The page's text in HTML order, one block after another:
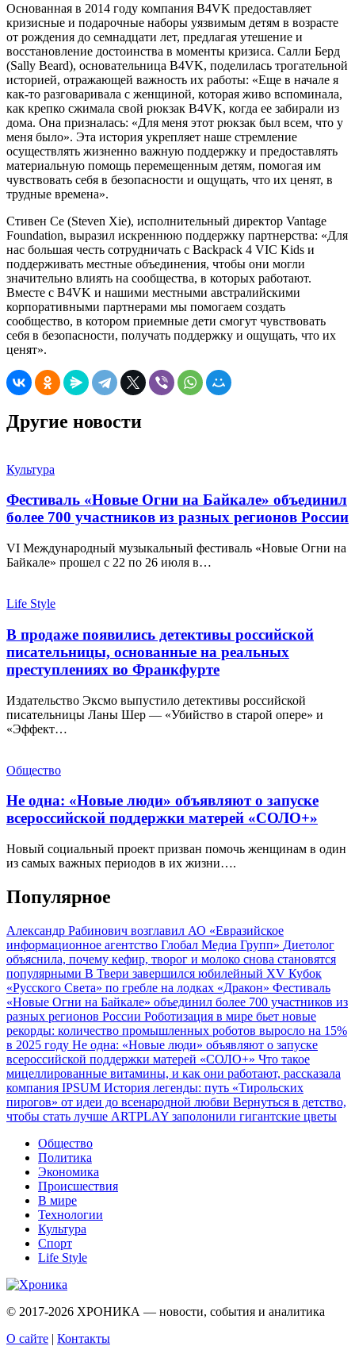
Основанная в 2014 году компания B4VK предоставляет
кризисные и подарочные наборы уязвимым детям в возрасте
от рождения до семнадцати лет, предлагая утешение и
восстановление достоинства в моменты кризиса. Салли Берд
(Sally Beard), основательница B4VK, поделилась трогательной
историей, отражающей важность их работы: «Еще в начале я
как-то разговаривала с женщиной, которая живо вспоминала,
как крепко сжимала свой рюкзак B4VK, когда ее забирали из
дома. Она призналась: «Для меня этот рюкзак был всем, что у
меня было». Эта история укрепляет наше стремление
осуществлять жизненно важную поддержку и предоставлять
материальную помощь перемещенным детям, помогая им
чувствовать себя в безопасности и ощущать, что их ценят, в
трудные времена».
Стивен Се (Steven Xie), исполнительный директор Vantage
Foundation, выразил искреннюю поддержку партнерства: «Для
нас большая честь сотрудничать с Backpack 4 VIC Kids и
поддерживать местные объединения, чтобы они могли
значительно влиять на сообщества, в которых работают.
Вместе с B4VK и нашими местными австралийскими
корпоративными партнерами мы помогаем создать
сообщество, в котором приемные дети смогут чувствовать
себя в безопасности, получать поддержку и ощущать, что их
ценят».
Другие новости
Культура
Фестиваль «Новые Огни на Байкале» объединил
более 700 участников из разных регионов России
VI Международный музыкальный фестиваль «Новые Огни на
Байкале» прошел с 22 по 26 июля в…
Life Style
В продаже появились детективы российской
писательницы, основанные на реальных
преступлениях во Франкфурте
Издательство Эксмо выпустило детективы российской
писательницы Ланы Шер — «Убийство в старой опере» и
«Эффект…
Общество
Не одна: «Новые люди» объявляют о запуске
всероссийской поддержки матерей «СОЛО+»
Новый социальный проект призван помочь женщинам в один
из самых важных периодов в их жизни….
Популярное
Александр Рабинович возглавил АО «Евразийское
информационное агентство Глобал Медиа Групп» Диетолог
объяснила, почему кефир, творог и молоко снова становятся
популярными В Твери завершился юбилейный XV Кубок
«Русского Света» по гребле на лодках «Дракон» Фестиваль
«Новые Огни на Байкале» объединил более 700 участников из
разных регионов России Роботизация в мире бьет новые
рекорды: количество промышленных роботов выросло на 15%
в 2025 году Не одна: «Новые люди» объявляют о запуске
всероссийской поддержки матерей «СОЛО+» Что такое
мицеллированные витамины, и как они работают, рассказала
компания IPSUM История легенды: путь «Тирольских
пирогов» от идеи до всенародной любви Вернуться в детство,
чтобы стать лучше ARTPLAY заполонили гигантские цветы
Общество
Политика
Экономика
Происшествия
В мире
Технологии
Культура
Спорт
Life Style
© 2017-2026 ХРОНИКА — новости, события и аналитика
О сайте | Контакты